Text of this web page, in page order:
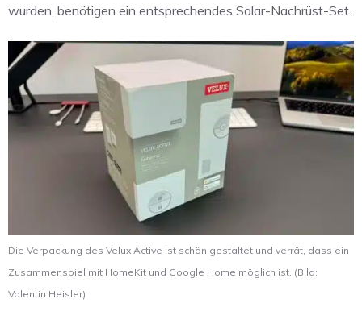
wurden, benötigen ein entsprechendes Solar-Nachrüst-Set.
Die Verpackung des Velux Active ist schön gestaltet und verrät, dass ein
Zusammenspiel mit HomeKit und Google Home möglich ist. (Bild:
Valentin Heisler)